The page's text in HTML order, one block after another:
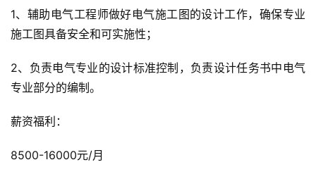
1、辅助电气工程师做好电气施工图的设计工作，确保专业
施工图具备安全和可实施性；
2、负责电气专业的设计标准控制，负责设计任务书中电气
专业部分的编制。
薪资福利：
8500-16000元/月